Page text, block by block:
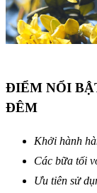
ĐIỂM NỔI
ĐÊM
Khởi hành
Các bữa tối
Ưu tiên sử